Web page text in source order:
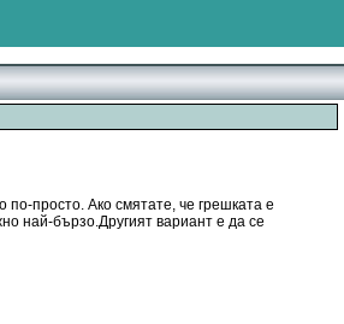
просто. Ако смятате, че грешката е
най-бързо.Другият вариант е да се